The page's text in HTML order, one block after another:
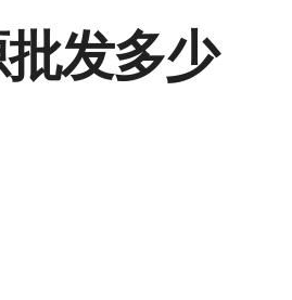
发多少